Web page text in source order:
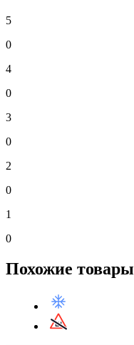
5
0
4
0
3
0
2
0
1
0
Похожие товары